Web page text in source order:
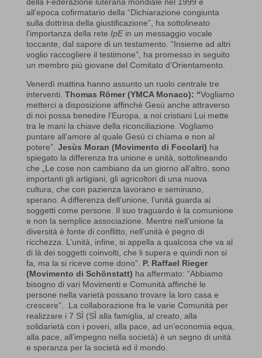
della Federazione luterana mondiale nel 1999 e
all’epoca cofirmatario della “Dichiarazione congiunta
sulla dottrina della giustificazione”, ha sottolineato
l’importanza della rete IpE in un messaggio vocale
toccante, dal sapore di un testamento. “Insieme ad altri
voglio raccogliere il testimone”, ha promesso in seguito
un membro più giovane del Comitato d’Orientamento.
Venerdì mattina hanno assunto un ruolo centrale tre
interventi. Thomas Römer (YMCA Monaco): “Vogliamo
metterci a disposizione affinché Gesù anche attraverso
di noi possa benedire l’Europa, a noi cristiani Lui mette
tra le mani la chiave della riconciliazione. Vogliamo
puntare all’amore al quale Gesù ci chiama e non al
potere”. Jesùs Moran (Movimento di Focolari) ha
spiegato la differenza tra unione e unità, sottolineando
che „Le cose non cambiano da un giorno all’altro, sono
importanti gli artigiani, gli agricoltori di una nuova
cultura, che con pazienza lavorano e seminano,
sperano. A differenza dell’unione, l’unità guarda ai
soggetti come persone. Il suo traguardo è la comunione
e non la semplice associazione. Mentre nell’unione la
diversità è fonte di conflitto, nell’unità è pegno di
ricchezza. L’unità, infine, si appella a qualcosa che va al
di là dei soggetti coinvolti, che li supera e quindi non si
fa, ma la si riceve come dono”. P. Raffael Rieger
(Movimento di Schönstatt) ha affermato: “Abbiamo
bisogno di vari Movimenti e Comunità affinché le
persone nella varietà possano trovare la loro casa e
crescere”. La collaborazione fra le varie Comunità per
realizzare i 7 SÌ (SÌ alla famiglia, al creato, alla
solidarietà con i poveri, alla pace, ad un’economia equa,
alla pace, all’impegno nella società) è un segno di unità
e speranza per la società ed il mondo.